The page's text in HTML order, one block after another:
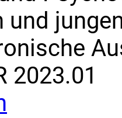
und
2023.01